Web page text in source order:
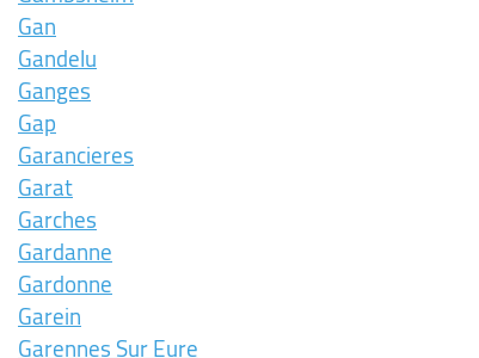
Gan
Gandelu
Ganges
Gap
Garancieres
Garat
Garches
Gardanne
Gardonne
Garein
Garennes Sur Eure